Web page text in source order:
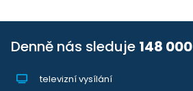
Denně nás sleduje 148 000
televizní vysílání